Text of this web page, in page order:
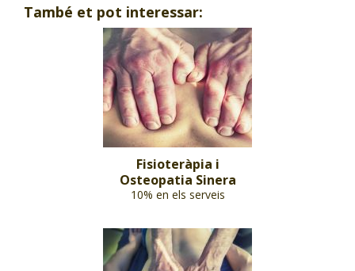
També et pot interessar:
Fisioteràpia i
Osteopatia Sinera
10% en els serveis